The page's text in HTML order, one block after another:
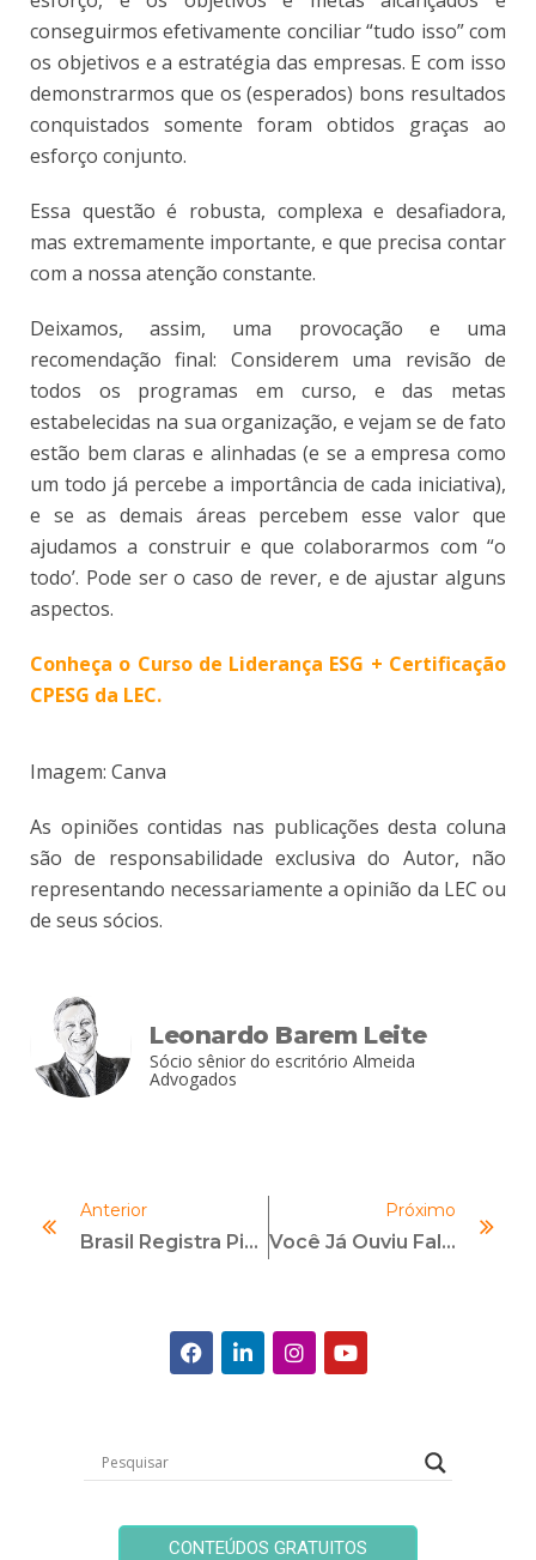
conseguirmos efetivamente conciliar “tudo isso” com
os objetivos e a estratégia das empresas. E com isso
demonstrarmos que os (esperados) bons resultados
conquistados somente foram obtidos graças ao
esforço conjunto.
Essa questão é robusta, complexa e desafiadora,
mas extremamente importante, e que precisa contar
com a nossa atenção constante.
Deixamos, assim, uma provocação e uma
recomendação final: Considerem uma revisão de
todos os programas em curso, e das metas
estabelecidas na sua organização, e vejam se de fato
estão bem claras e alinhadas (e se a empresa como
um todo já percebe a importância de cada iniciativa),
e se as demais áreas percebem esse valor que
ajudamos a construir e que colaborarmos com “o
todo’. Pode ser o caso de rever, e de ajustar alguns
aspectos.
Conheça o Curso de Liderança ESG + Certificação
CPESG da LEC.
Imagem: Canva
As opiniões contidas nas publicações desta coluna
são de responsabilidade exclusiva do Autor, não
representando necessariamente a opinião da LEC ou
de seus sócios.
Leonardo Barem Leite
Sócio sênior do escritório Almeida
Advogados
Anterior
Brasil Registra Pior Nota No Ranking De Corrupção: O Que Isso Significa E Como Combater O Problema
Próximo
Você Já Ouviu Falar Em Lifelong Learning Ou Aprendizado Contínuo?
CONTEÚDOS GRATUITOS